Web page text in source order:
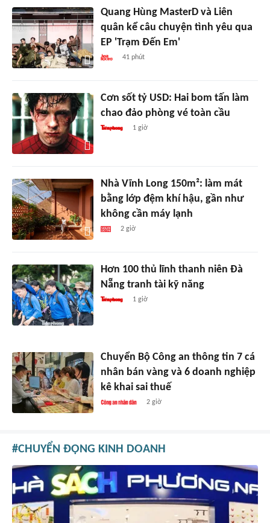
Quang Hùng MasterD và Liên
quân kể câu chuyện tình yêu qua
EP 'Trạm Đến Em'
41 phút
Cơn sốt tỷ USD: Hai bom tấn làm
chao đảo phòng vé toàn cầu
1 giờ
Nhà Vĩnh Long 150m²: làm mát
bằng lớp đệm khí hậu, gần như
không cần máy lạnh
2 giờ
Hơn 100 thủ lĩnh thanh niên Đà
Nẵng tranh tài kỹ năng
1 giờ
Chuyển Bộ Công an thông tin 7 cá
nhân bán vàng và 6 doanh nghiệp
kê khai sai thuế
2 giờ
CHUYỂN ĐỘNG KINH DOANH